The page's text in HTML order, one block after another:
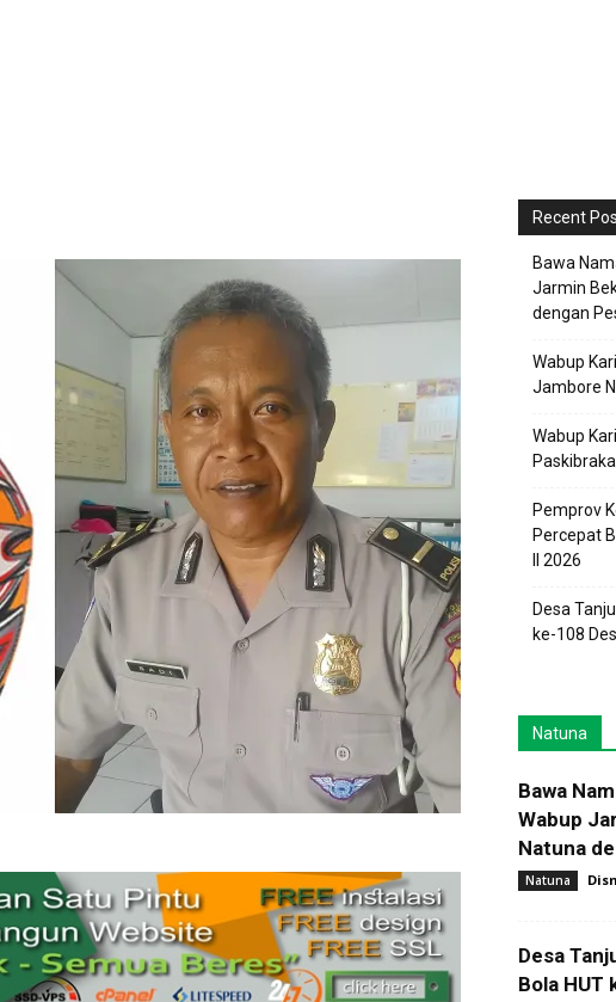
Recent
Bawa
Jarmin
dengan
Wabup
Jambore
Wabup
Pemprov
Percepat
II 2026
Desa
ke-108
Natuna
Bawa
Wabup
Natuna
Natuna
Desa
Bola HUT